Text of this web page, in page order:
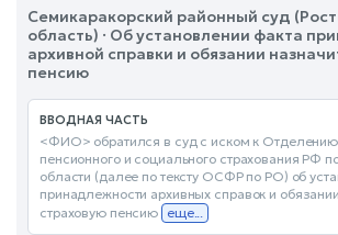
Семикаракорский районный суд
область) · Об установлении факта
архивной справки и обязании
пенсию
ВВОДНАЯ ЧАСТЬ
<ФИО> обратился в суд с иском к
пенсионного и социального страхования РФ
области (далее по тексту ОСФР по РО) об
принадлежности архивных справок и
страховую пенсию еще...